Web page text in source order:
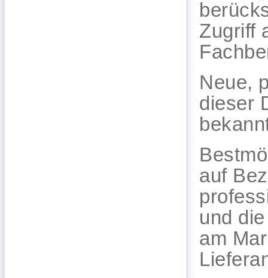
Zugriff
Neue,
dieser
auf
und
am